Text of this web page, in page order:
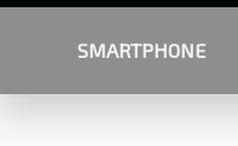
SMARTPHONE